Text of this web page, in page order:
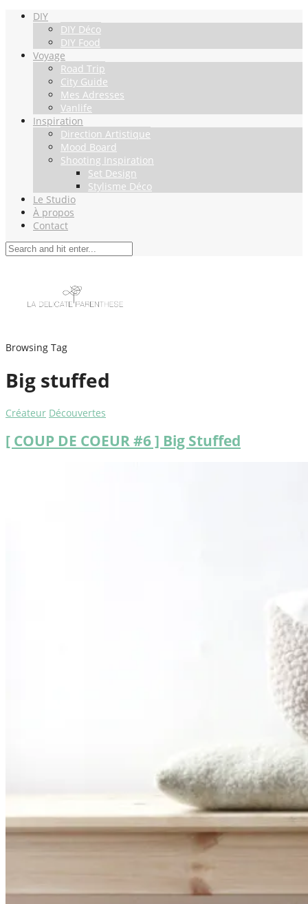
DIY
DIY Déco
DIY Food
Voyage
Road Trip
City Guide
Mes Adresses
Vanlife
Inspiration
Direction Artistique
Mood Board
Shooting Inspiration
Set Design
Stylisme Déco
Le Studio
À propos
Contact
Browsing Tag
Big stuffed
Créateur Découvertes
[ COUP DE COEUR #6 ] Big Stuffed